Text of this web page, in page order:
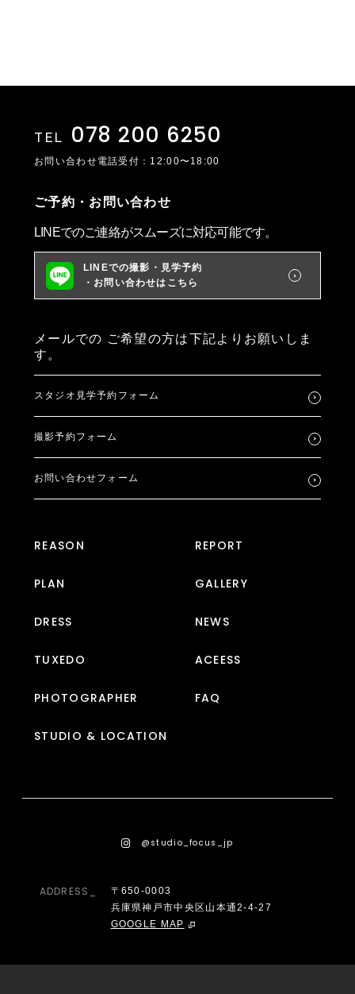
TEL 078 200 6250
お問い合わせ電話受付：12:00〜18:00
ご予約・お問い合わせ
LINEでのご連絡がスムーズに対応可能です。
LINEでの撮影・見学予約
・お問い合わせはこちら
メールでの ご希望の方は下記よりお願いしま
す。
スタジオ見学予約フォーム
撮影予約フォーム
お問い合わせフォーム
REASON
PLAN
DRESS
TUXEDO
PHOTOGRAPHER
STUDIO & LOCATION
REPORT
GALLERY
NEWS
ACEESS
FAQ
@studio_focus_jp
ADDRESS_
〒650-0003
兵庫県神戸市中央区山本通2-4-27
GOOGLE MAP